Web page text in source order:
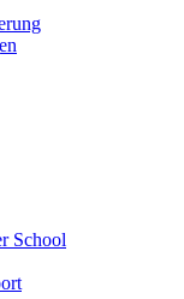
School